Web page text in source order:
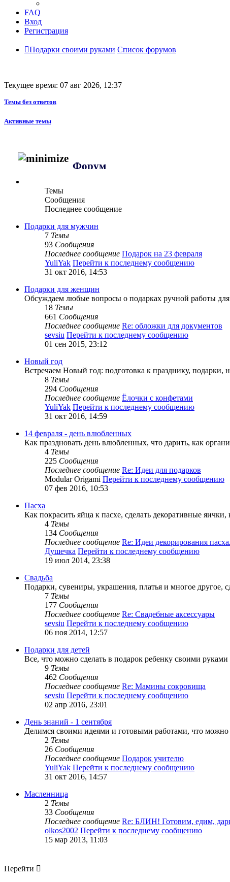
FAQ
Вход
Регистрация
Подарки своими руками Список форумов
Текущее время: 07 авг 2026, 12:37
Темы без ответов
Активные темы
Форум
Темы
Сообщения
Последнее сообщение
Подарки для мужчин
7 Темы
93 Сообщения
Последнее сообщение Подарок на 23 февраля
YuliYak Перейти к последнему сообщению
31 окт 2016, 14:53
Подарки для женщин
Обсуждаем любые вопросы о подарках ручной работы
18 Темы
661 Сообщения
Последнее сообщение Re: обложки для документов
sevsiu Перейти к последнему сообщению
01 сен 2015, 23:12
Новый год
Встречаем Новый год: подготовка к празднику, подарки,
8 Темы
294 Сообщения
Последнее сообщение Ёлочки с конфетами
YuliYak Перейти к последнему сообщению
31 окт 2016, 14:59
14 февраля - день влюбленных
Как праздновать день влюбленных, что дарить, как
4 Темы
225 Сообщения
Последнее сообщение Re: Идеи для подарков
Modular Origami Перейти к последнему сообщению
07 фев 2016, 10:53
Пасха
Как покрасить яйца к пасхе, сделать декоративные
4 Темы
134 Сообщения
Последнее сообщение Re: Идеи декорирования
Душечка Перейти к последнему сообщению
19 июл 2014, 23:38
Свадьба
Подарки, сувениры, украшения, платья и многое другое,
7 Темы
177 Сообщения
Последнее сообщение Re: Свадебные аксессуары
sevsiu Перейти к последнему сообщению
06 ноя 2014, 12:57
Подарки для детей
Все, что можно сделать в подарок ребенку своими руками
9 Темы
462 Сообщения
Последнее сообщение Re: Мамины сокровища
sevsiu Перейти к последнему сообщению
02 апр 2016, 23:01
День знаний - 1 сентября
Делимся своими идеями и готовыми работами, что можно
2 Темы
26 Сообщения
Последнее сообщение Подарок учителю
YuliYak Перейти к последнему сообщению
31 окт 2016, 14:57
Масленница
2 Темы
33 Сообщения
Последнее сообщение Re: БЛИН! Готовим, едим,
olkos2002 Перейти к последнему сообщению
15 мар 2013, 11:03
Перейти